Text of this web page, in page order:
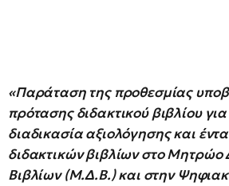
«Παράταση της προθεσμίας
πρότασης διδακτικού βιβλίου
διαδικασία αξιολόγησης και
διδακτικών βιβλίων στο Μητρώο
Βιβλίων (Μ.Δ.Β.) και στην